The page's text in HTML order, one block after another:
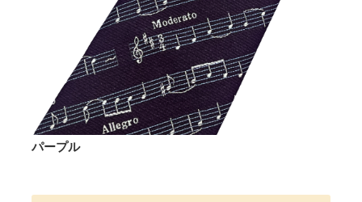
パープル